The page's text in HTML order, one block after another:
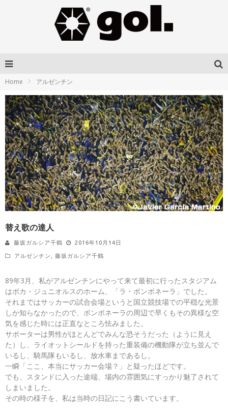
Home アルゼンチン
替え歌の達人
藤坂ガルシア千鶴 2016年10月14日
アルゼンチン 藤坂ガルシア千鶴
89年3月、私がアルゼンチンにやって来て最初に行ったスタジアム
はボカ・ジュニオルスのホーム、「ラ・ボンボネーラ」でした。
それまではサッカーの試合会場というと国立競技場での平穏な光景
しか知らなかったので、ボンボネーラの周辺で早くもその異様な空
気を感じた時には正直なところ怯みました。
サポーターは男性がほとんどでみんな恐そうだった（ように見え
た）し、ライオットシールドを持った重装備の機動隊が立ち並んで
いるし、騎馬隊もいるし、放水車まであるし。
一瞬「ここ、本当にサッカー会場？」と疑ったほどです。
でも、スタンドに入った途端、場内の雰囲気にすっかり魅了されて
しまいました。
その時の様子を、私は当時の日記にこう書いています。